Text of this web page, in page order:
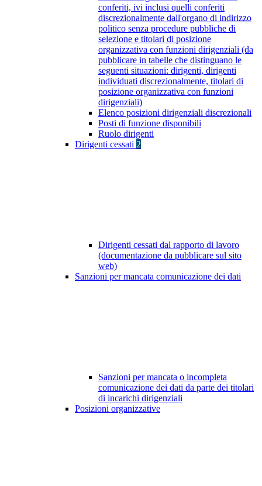
conferiti, ivi inclusi quelli conferiti
discrezionalmente dall'organo di indirizzo
politico senza procedure pubbliche di
selezione e titolari di posizione
organizzativa con funzioni dirigenziali (da
pubblicare in tabelle che distinguano le
seguenti situazioni: dirigenti, dirigenti
individuati discrezionalmente, titolari di
posizione organizzativa con funzioni
dirigenziali)
Elenco posizioni dirigenziali discrezionali
Posti di funzione disponibili
Ruolo dirigenti
Dirigenti cessati 2
Dirigenti cessati dal rapporto di lavoro
(documentazione da pubblicare sul sito
web)
Sanzioni per mancata comunicazione dei dati
Sanzioni per mancata o incompleta
comunicazione dei dati da parte dei titolari
di incarichi dirigenziali
Posizioni organizzative